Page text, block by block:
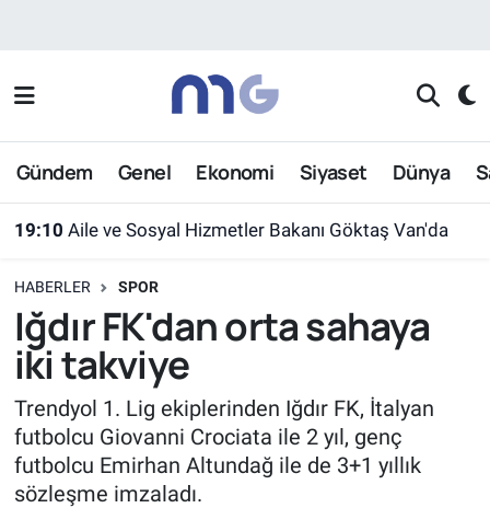
Gündem Genel Ekonomi Siyaset Dünya
19:10 Aile ve Sosyal Hizmetler Bakanı Göktaş Van'da
HABERLER SPOR
Iğdır FK'dan orta sahaya
iki takviye
Trendyol 1. Lig ekiplerinden Iğdır FK, İtalyan
futbolcu Giovanni Crociata ile 2 yıl, genç
futbolcu Emirhan Altundağ ile de 3+1 yıllık
sözleşme imzaladı.
Nöbetçi Eczaneler
Hava Durumu
Süper Lig Puan Durumu ve Fikstür
Tüm Manşetler
Son Dakika Haberleri
Haber Arşivi